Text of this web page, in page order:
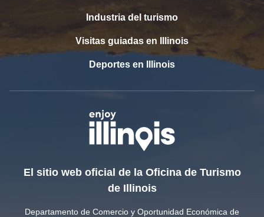
Industria del turismo
Visitas guiadas en Illinois
Deportes en Illinois
El sitio web oficial de la Oficina de Turismo
de Illinois
Departamento de Comercio y Oportunidad Económica de